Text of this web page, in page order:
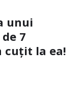
unui
7
cuțit la ea!